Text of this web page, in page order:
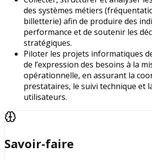
des systèmes métiers
billetterie) afin de produire des
performance et de soutenir les
stratégiques.
Piloter les projets informatiques
de l’expression des besoins à la
opérationnelle, en assurant la
prestataires, le suivi technique et
utilisateurs.
Savoir-faire